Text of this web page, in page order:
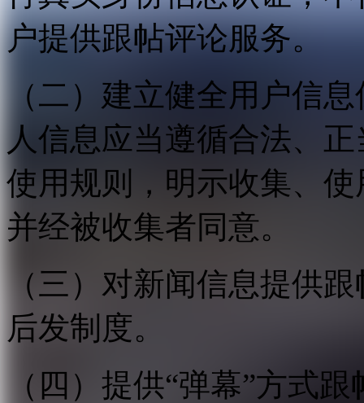
户提供跟帖评论服务。
（二）建立健全用户信
人信息应当遵循合法、
使用规则，明示收集、
并经被收集者同意。
（三）对新闻信息提供
后发制度。
（四）提供“弹幕”方式